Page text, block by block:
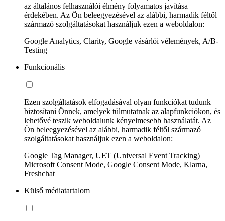
az általános felhasználói élmény folyamatos javítása
érdekében. Az Ön beleegyezésével az alábbi, harmadik féltől
származó szolgáltatásokat használjuk ezen a weboldalon:
Google Analytics, Clarity, Google vásárlói vélemények, A/B-
Testing
Funkcionális
Ezen szolgáltatások elfogadásával olyan funkciókat tudunk
biztosítani Önnek, amelyek túlmutatnak az alapfunkciókon, és
lehetővé teszik weboldalunk kényelmesebb használatát. Az
Ön beleegyezésével az alábbi, harmadik féltől származó
szolgáltatásokat használjuk ezen a weboldalon:
Google Tag Manager, UET (Universal Event Tracking)
Microsoft Consent Mode, Google Consent Mode, Klarna,
Freshchat
Külső médiatartalom